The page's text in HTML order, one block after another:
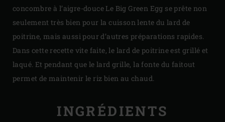
concombre à l’aigre-douceLe Big Green Egg se prête non
seulement très bien pour la cuisson lente du lard de
poitrine, mais aussi pour d’autres préparations rapides.
Dans cette recette vite faite, le lard de poitrine est grillé et
laqué. Et pendant que le lard grille, la fonte du faitout
permet de maintenir le riz bien au chaud.
INGRÉDIENTS